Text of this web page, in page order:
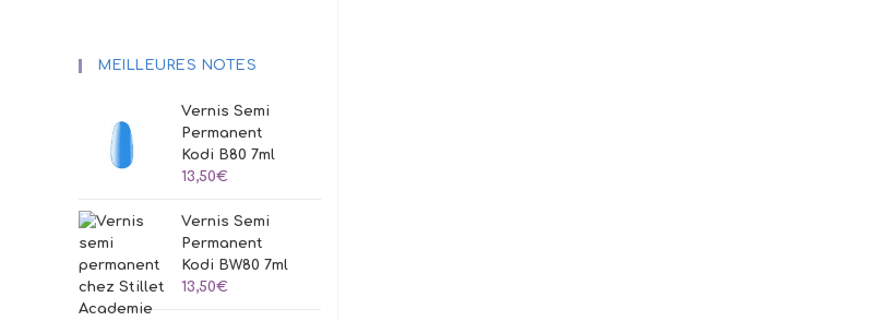
MEILLEURES NOTES
Vernis Semi
Permanent
Kodi B80 7ml
13,50€
Vernis Semi
Permanent
Kodi BW80 7ml
13,50€